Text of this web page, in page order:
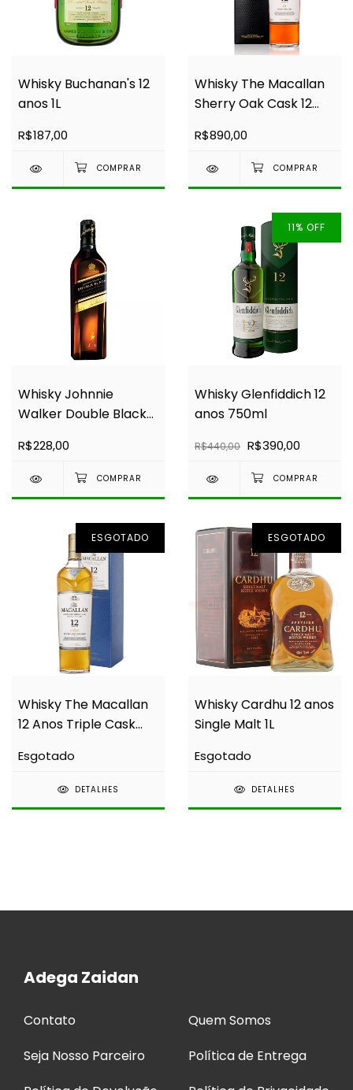
Whisky Buchanan's 12
anos 1L
R$187,00
Whisky The Macallan
Sherry Oak Cask 12
R$890,00
Whisky Johnnie
Walker Double Black
R$228,00
11% OFF
Whisky Glenfiddich 12
anos 750ml
R$440,00 R$390,00
ESGOTADO
Whisky The Macallan
12 Anos Triple Cask
Esgotado
DETALHES
ESGOTADO
Whisky Cardhu 12 anos
Single Malt 1L
Esgotado
DETALHES
Adega Zaidan
Contato
Quem Somos
Seja Nosso Parceiro
Política de Entrega